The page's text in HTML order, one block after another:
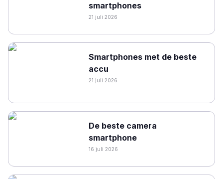
smartphones
21 juli 2026
Smartphones met de beste
accu
21 juli 2026
De beste camera
smartphone
16 juli 2026